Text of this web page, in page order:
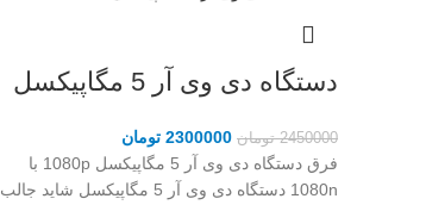
دستگاه دی وی آر 5 مگاپیکسل
2450000 تومان 2300000 تومان
فرق دستگاه دی وی آر 5 مگاپیکسل 1080p با
1080n دستگاه دی وی آر 5 مگاپیکسل شاید جالب